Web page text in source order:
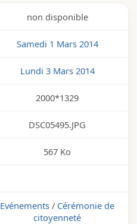
non disponible
Samedi 1 Mars 2014
Lundi 3 Mars 2014
2000*1329
DSC05495.JPG
567 Ko
Evénements / Cérémonie de
citoyenneté